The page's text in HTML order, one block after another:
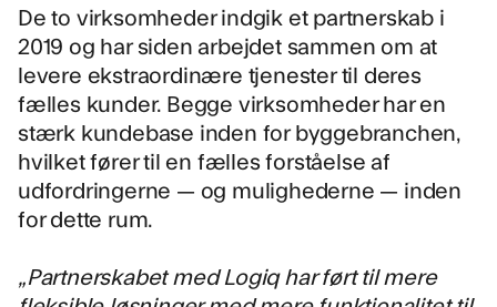
De to virksomheder indgik et partnerskab i
2019 og har siden arbejdet sammen om at
levere ekstraordinære tjenester til deres
fælles kunder. Begge virksomheder har en
stærk kundebase inden for byggebranchen,
hvilket fører til en fælles forståelse af
udfordringerne — og mulighederne — inden
for dette rum.
„Partnerskabet med Logiq har ført til mere